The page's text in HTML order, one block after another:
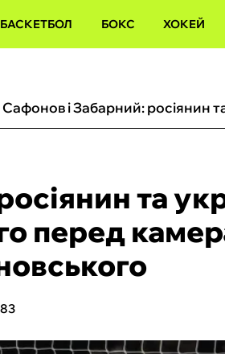
БАСКЕТБОЛ БОКС ХОКЕЙ
та
перед